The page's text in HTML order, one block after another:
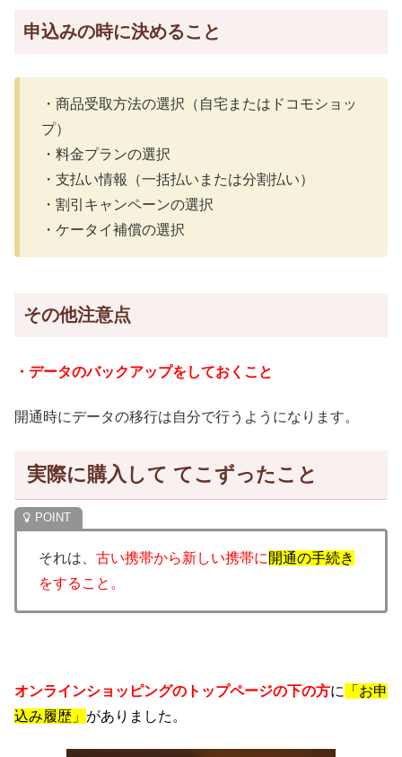
申込みの時に決めること
・商品受取方法の選択（自宅またはドコモショッ
プ）
・料金プランの選択
・支払い情報（一括払いまたは分割払い）
・割引キャンペーンの選択
・ケータイ補償の選択
その他注意点
・データのバックアップをしておくこと
開通時にデータの移行は自分で行うようになります。
実際に購入して てこずったこと
それは、 古い携帯から新しい携帯に 開通の手続き
をすること。
オンラインショッピングのトップページの下の方に
「お申
込み履歴」 がありました。